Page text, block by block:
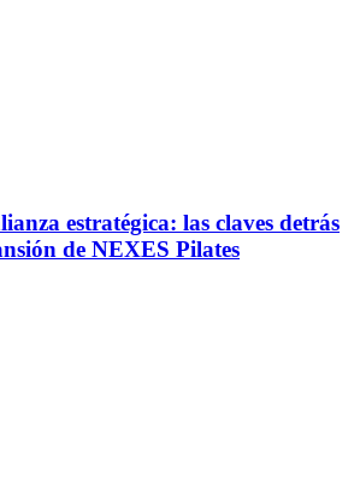
estratégica: las claves detrás
de NEXES Pilates